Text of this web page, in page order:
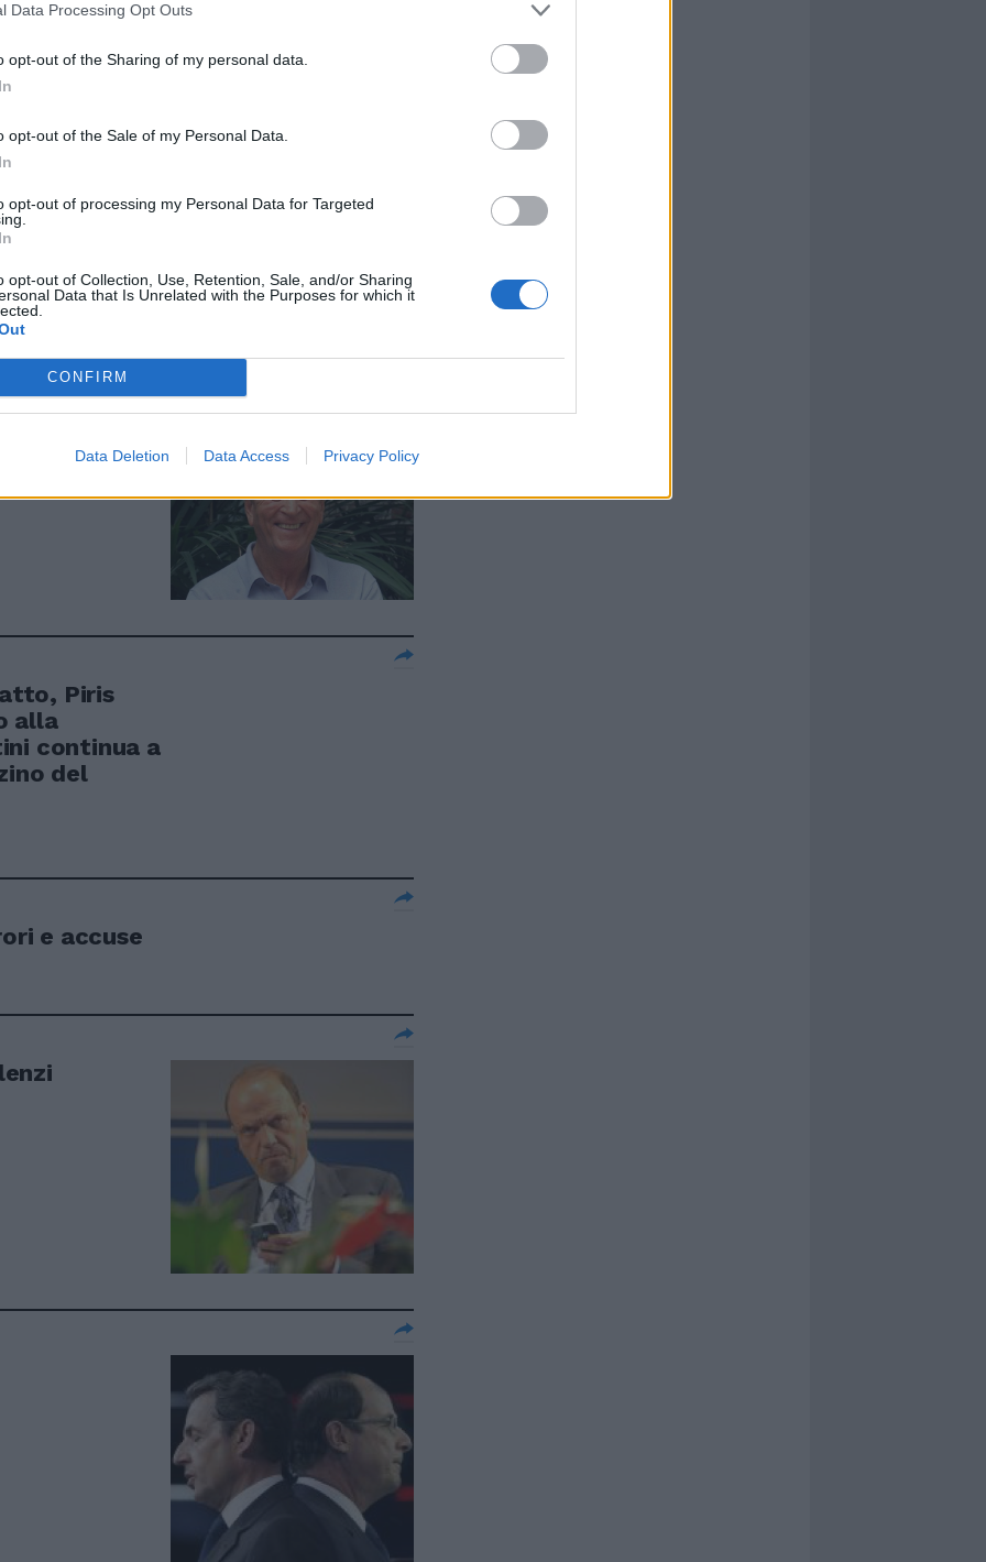
Data Processing Opt Outs
opt-out of the Sharing of my personal data.
opt-out of the Sale of my Personal Data.
opt-out of processing my Personal Data for Targeted
opt-out of Collection, Use, Retention, Sale, and/or Sharing
Data that Is Unrelated with the Purposes for which it
CONFIRM
Data Deletion Data Access Privacy Policy
e Tenco:
delle
capolista
Piris
alla
continua a
del
e accuse